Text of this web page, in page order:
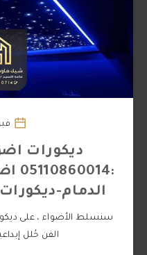
ديكورات
الدمام-
سنسلط الأضواء ، على
الفن حُلل